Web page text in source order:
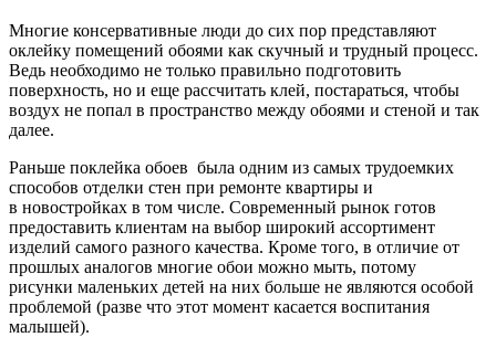
Многие консервативные люди до сих пор представляют
оклейку помещений обоями как скучный и трудный процесс.
Ведь необходимо не только правильно подготовить
поверхность, но и еще рассчитать клей, постараться, чтобы
воздух не попал в пространство между обоями и стеной и так
далее.
Раньше поклейка обоев была одним из самых трудоемких
способов отделки стен при ремонте квартиры и
в новостройках в том числе. Современный рынок готов
предоставить клиентам на выбор широкий ассортимент
изделий самого разного качества. Кроме того, в отличие от
прошлых аналогов многие обои можно мыть, потому
рисунки маленьких детей на них больше не являются особой
проблемой (разве что этот момент касается воспитания
малышей).